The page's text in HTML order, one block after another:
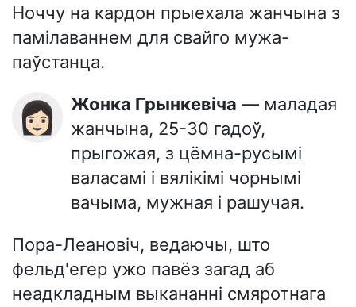
Ноччу на кардон прыехала жанчына з
памілаваннем для свайго мужа-
паўстанца.
👩🏻 Жонка Грынкевіча — маладая
жанчына, 25-30 гадоў,
прыгожая, з цёмна-русымі
валасамі і вялікімі чорнымі
вачыма, мужная і рашучая.
Пора-Леановіч, ведаючы, што
фельд'егер ужо павёз загад аб
неадкладным выкананні смяротнага